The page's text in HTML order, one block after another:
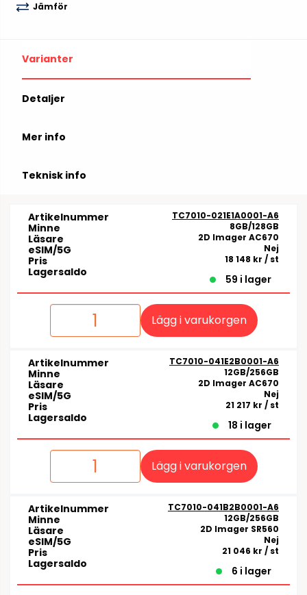
Jämför
Varianter
Detaljer
Mer info
Teknisk info
Artikelnummer TC7010-021E1A0001-A6
Minne 8GB/128GB
Läsare 2D Imager AC670
eSIM/5G Nej
Pris 18 148 kr / st
Lagersaldo
59 i lager
Lägg i varukorgen
Artikelnummer TC7010-041E2B0001-A6
Minne 12GB/256GB
Läsare 2D Imager AC670
eSIM/5G Nej
Pris 21 217 kr / st
Lagersaldo
18 i lager
Lägg i varukorgen
Artikelnummer TC7010-041B2B0001-A6
Minne 12GB/256GB
Läsare 2D Imager SR560
eSIM/5G Nej
Pris 21 046 kr / st
Lagersaldo
6 i lager